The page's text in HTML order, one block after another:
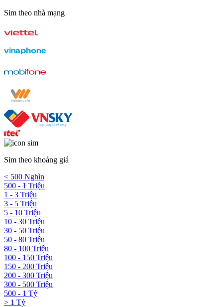
Sim theo nhà mạng
Sim theo khoảng giá
< 500 Nghìn
500 - 1 Triệu
1 - 3 Triệu
3 - 5 Triệu
5 - 10 Triệu
10 - 30 Triệu
30 - 50 Triệu
50 - 80 Triệu
80 - 100 Triệu
100 - 150 Triệu
150 - 200 Triệu
200 - 300 Triệu
300 - 500 Triệu
500 - 1 Tỷ
> 1 Tỷ